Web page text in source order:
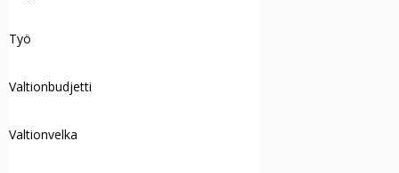
Työ
Valtionbudjetti
Valtionvelka